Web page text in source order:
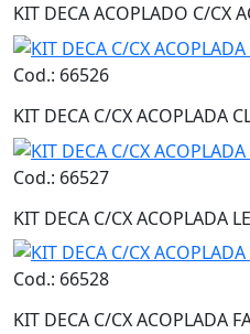
KIT DECA ACOPLADO C/CX
Cod.: 66526
KIT DECA C/CX ACOPLADA
Cod.: 66527
KIT DECA C/CX ACOPLADA
Cod.: 66528
KIT DECA C/CX ACOPLADA